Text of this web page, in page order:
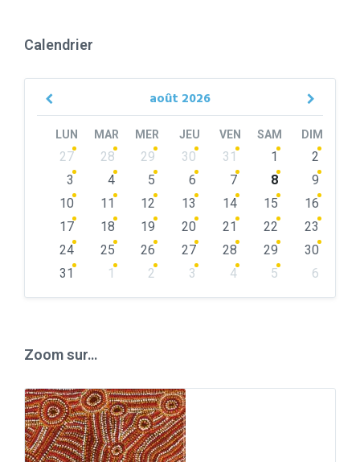
Calendrier
août 2026
Previous
LUN MAR MER JEU VEN SAM DIM
Skip
calendar
27 28 29 30 31 1
2
3
4 5 6 7 8
9
10
11 12 13 14 15
16
17
18 19 20 21 22
23
24
25 26 27 28 29
30
31
1 2 3 4 5
6
Zoom sur…